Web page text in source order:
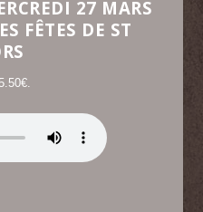
27 MARS
FÊTES DE ST